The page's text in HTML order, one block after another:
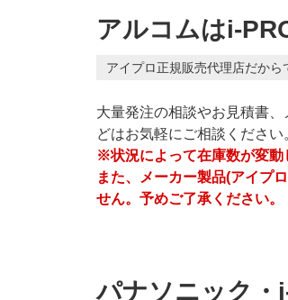
アルコムはi-
アイプロ正規販売代理店だから
大量発注の相談やお見積書
どはお気軽にご相談ください
※状況によって在庫数が変動
また、メーカー製品(アイプ
せん。予めご了承ください。
パナソニック・